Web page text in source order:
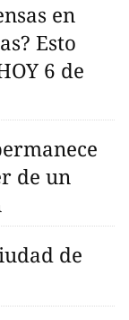
en
Esto
6 de
de un
de